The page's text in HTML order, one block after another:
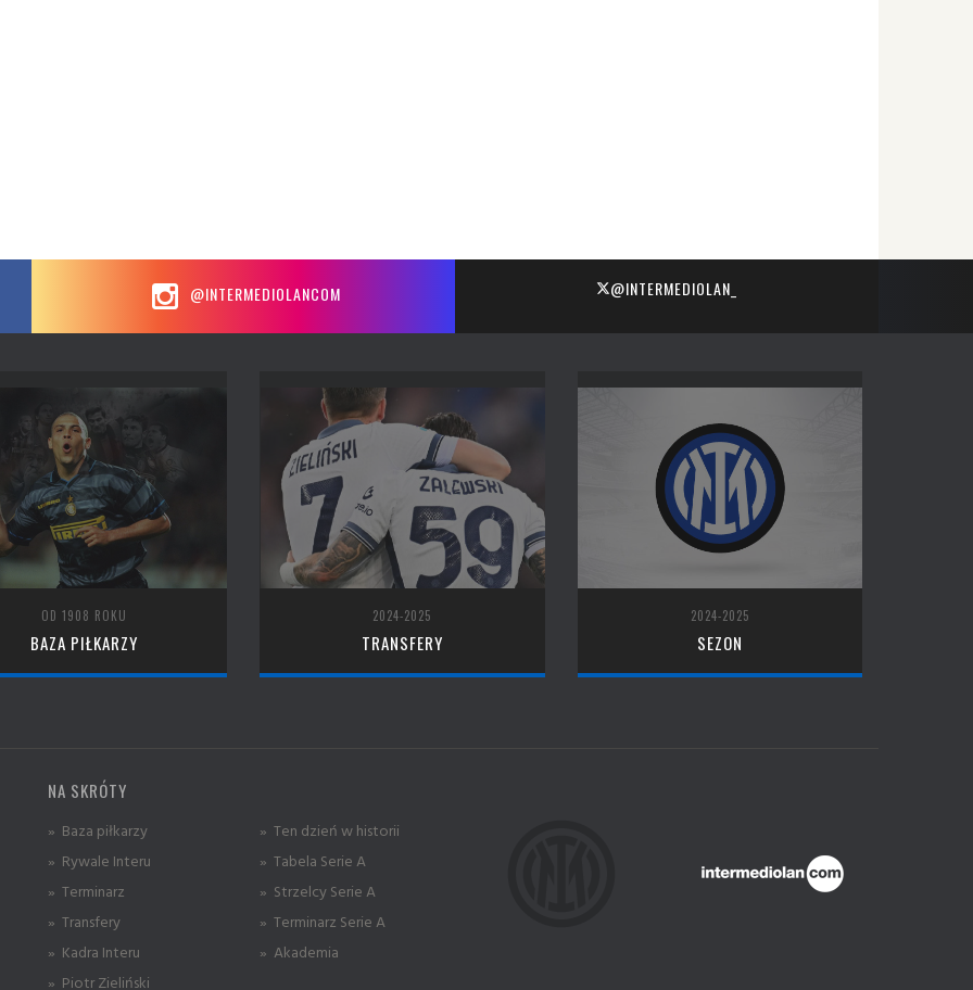
@INTERMEDIOLANCOM @INTERMEDIOLAN_
OD 1908 ROKU
BAZA PIŁKARZY
2024-2025
TRANSFERY
2024-2025
SEZON
NA SKRÓTY
» Baza piłkarzy
» Rywale Interu
» Terminarz
» Transfery
» Kadra Interu
» Piotr Zieliński
» Ten dzień w historii
» Tabela Serie A
» Strzelcy Serie A
» Terminarz Serie A
» Akademia